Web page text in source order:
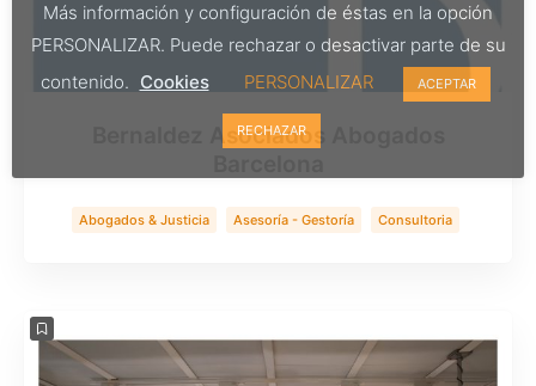
Bernaldez Asociados Abogados
Abogados & Justicia Asesoría - Gestoría
Consultoria
Más información y configuración de éstas en la opción
PERSONALIZAR. Puede rechazar o desactivar parte de su
contenido. Cookies PERSONALIZAR ACEPTAR
RECHAZAR